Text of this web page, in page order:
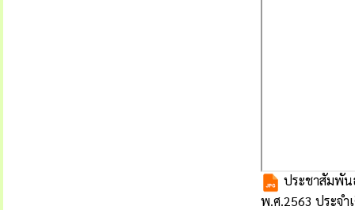
ประชาสัมพัน
พ.ศ.2563 ประจ